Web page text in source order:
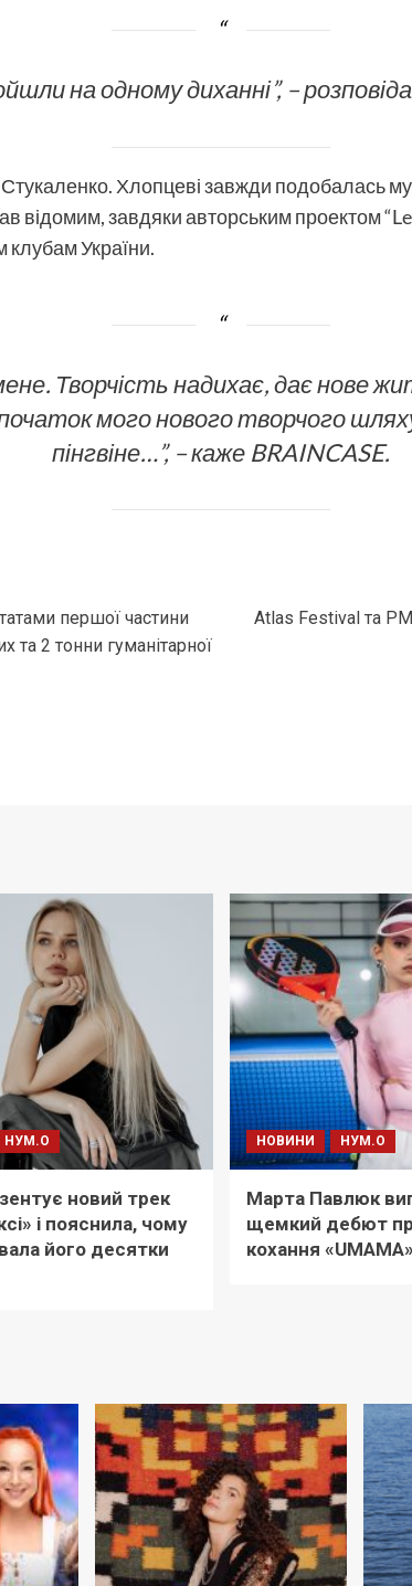
на одному диханні”, –
Хлопцеві завжди подобалась
відомим, завдяки авторським проектом
клубам України.
Творчість надихає, дає нове
мого нового творчого
пінгвіне…”, – каже BRAINCASE.
першої частини
та 2 тонни гуманітарної
Atlas Festival та
НУМ.О
новий трек
і пояснила, чому
його десятки
НОВИНИ НУМ.О
Марта Павлюк
щемкий дебют
кохання «UМАМА»